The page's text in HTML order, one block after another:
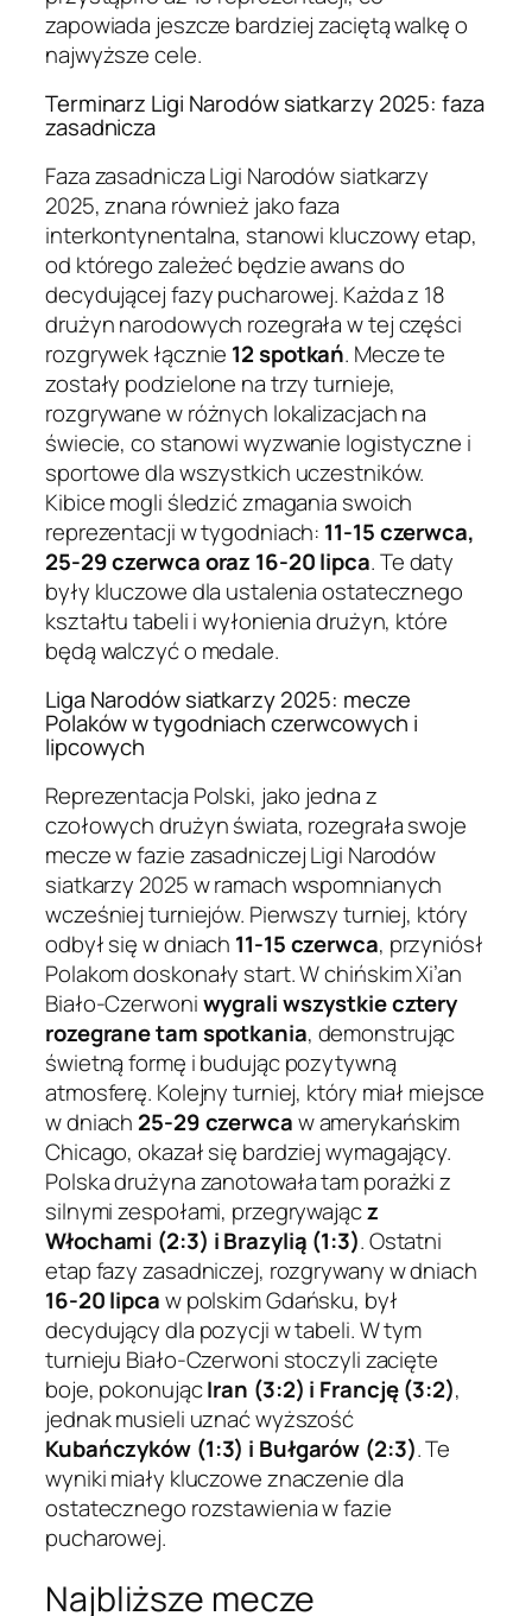
zapowiada jeszcze bardziej zaciętą walkę o
najwyższe cele.
Terminarz Ligi Narodów siatkarzy 2025: faza
zasadnicza
Faza zasadnicza Ligi Narodów siatkarzy
2025, znana również jako faza
interkontynentalna, stanowi kluczowy etap,
od którego zależeć będzie awans do
decydującej fazy pucharowej. Każda z 18
drużyn narodowych rozegrała w tej części
rozgrywek łącznie 12 spotkań. Mecze te
zostały podzielone na trzy turnieje,
rozgrywane w różnych lokalizacjach na
świecie, co stanowi wyzwanie logistyczne i
sportowe dla wszystkich uczestników.
Kibice mogli śledzić zmagania swoich
reprezentacji w tygodniach: 11-15 czerwca,
25-29 czerwca oraz 16-20 lipca. Te daty
były kluczowe dla ustalenia ostatecznego
kształtu tabeli i wyłonienia drużyn, które
będą walczyć o medale.
Liga Narodów siatkarzy 2025: mecze
Polaków w tygodniach czerwcowych i
lipcowych
Reprezentacja Polski, jako jedna z
czołowych drużyn świata, rozegrała swoje
mecze w fazie zasadniczej Ligi Narodów
siatkarzy 2025 w ramach wspomnianych
wcześniej turniejów. Pierwszy turniej, który
odbył się w dniach 11-15 czerwca, przyniósł
Polakom doskonały start. W chińskim Xi’an
Biało-Czerwoniwygrali wszystkie cztery
rozegrane tam spotkania, demonstrując
świetną formę i budując pozytywną
atmosferę. Kolejny turniej, który miał miejsce
w dniach 25-29 czerwcaw amerykańskim
Chicago, okazał się bardziej wymagający.
Polska drużyna zanotowała tam porażki z
silnymi zespołami, przegrywającz
Włochami (2:3) i Brazylią (1:3). Ostatni
etap fazy zasadniczej, rozgrywany w dniach
16-20 lipcaw polskim Gdańsku, był
decydujący dla pozycji w tabeli. W tym
turnieju Biało-Czerwoni stoczyli zacięte
boje, pokonującIran (3:2) i Francję (3:2),
jednak musieli uznać wyższość
Kubańczyków (1:3) i Bułgarów (2:3). Te
wyniki miały kluczowe znaczenie dla
ostatecznego rozstawienia w fazie
pucharowej.
Najbliższe mecze